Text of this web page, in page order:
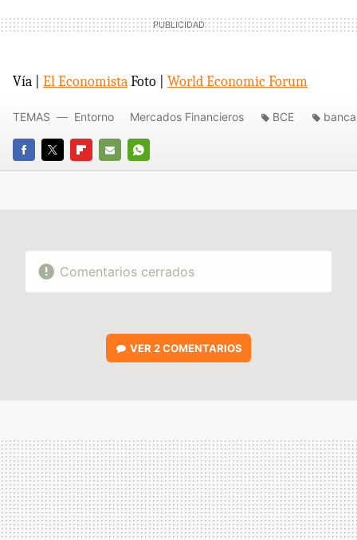
Vía | El EconomistaFoto | World Economic Forum
FACEBOOK
TWITTERFLIPBOARD
E-
WHATSAPP
TEMAS Entorno Mercados Financieros BCE banca
Comentarios cerrados
VER2 COMENTARIOS